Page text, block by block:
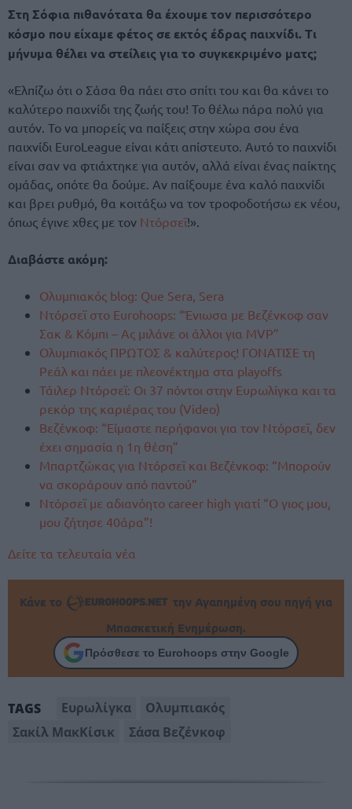
Στη Σόφια πιθανότατα θα έχουμε τον περισσότερο
κόσμο που είχαμε φέτος σε εκτός έδρας παιχνίδι. Τι
μήνυμα θέλει να στείλεις για το συγκεκριμένο ματς;
«Ελπίζω ότι ο Σάσα θα πάει στο σπίτι του και θα κάνει το
καλύτερο παιχνίδι της ζωής του! Το θέλω πάρα πολύ για
αυτόν. Το να μπορείς να παίξεις στην χώρα σου ένα
παιχνίδι EuroLeague είναι κάτι απίστευτο. Αυτό το παιχνίδι
είναι σαν να φτιάχτηκε για αυτόν, αλλά είναι ένας παίκτης
ομάδας, οπότε θα δούμε. Αν παίξουμε ένα καλό παιχνίδι
και βρει ρυθμό, θα κοιτάξω να τον τροφοδοτήσω εκ νέου,
όπως έγινε χθες με τον Ντόρσεϊ!».
Διαβάστε ακόμη:
Ολυμπιακός blog: Que Sera, Sera
Ντόρσεϊ στο Eurohoops: “Ένιωσα με Βεζένκοφ σαν
Σακ & Κόμπι – Ας μιλάνε οι άλλοι για MVP”
Ολυμπιακός ΠΡΩΤΟΣ & καλύτερος! ΓΟΝΑΤΙΣΕ τη
Ρεάλ και πάει με πλεονέκτημα στα playoffs
Τάιλερ Ντόρσεϊ: Οι 37 πόντοι στην Ευρωλίγκα και τα
ρεκόρ της καριέρας του (Video)
Βεζένκοφ: “Είμαστε περήφανοι για τον Ντόρσεϊ, δεν
έχει σημασία η 1η θέση”
Μπαρτζώκας για Ντόρσεϊ και Βεζένκοφ: “Μπορούν
να σκοράρουν από παντού”
Ντόρσεϊ με αδιανόητο career high γιατί “Ο γιος μου,
μου ζήτησε 40άρα”!
Δείτε τα τελευταία νέα
Κάνε το
την Αγαπημένη σου πηγή για
Μπασκετική Ενημέρωση.
Πρόσθεσε το Eurohoops στην Google
TAGS Ευρωλίγκα
Ολυμπιακός
Σακίλ ΜακΚίσικ
Σάσα Βεζένκοφ